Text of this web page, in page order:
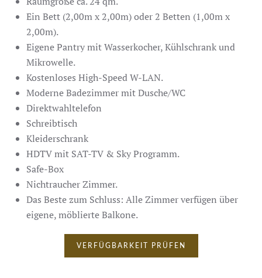
Ein Bett (2,00m x 2,00m) oder 2 Betten (1,00m x
2,00m).
Eigene Pantry mit Wasserkocher, Kühlschrank und
Mikrowelle.
Kostenloses High-Speed W-LAN.
Moderne Badezimmer mit Dusche/WC
Direktwahltelefon
Schreibtisch
Kleiderschrank
HDTV mit SAT-TV & Sky Programm.
Safe-Box
Nichtraucher Zimmer.
Das Beste zum Schluss: Alle Zimmer verfügen über
eigene, möblierte Balkone.
VERFÜGBARKEIT PRÜFEN